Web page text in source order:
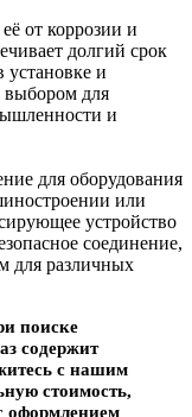
от коррозии и
долгий срок
установке и
выбором для
и
для оборудования
или
устройство
соединение,
для различных
поиске
содержит
с нашим
стоимость,
оформлением